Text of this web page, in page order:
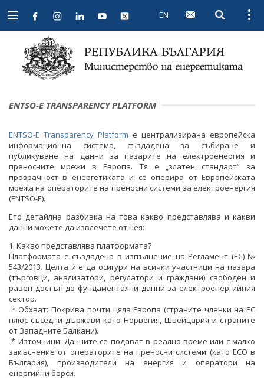
Open
navigation
EN Open
ENTSO-E TRANSPARENCY PLATFORM
ENTSO-E Transparency Platform е централизирана европейска
информационна система, създадена за събиране и
публикуване на данни за пазарите на електроенергия и
преносните мрежи в Европа. Тя е „златен стандарт“ за
прозрачност в енергетиката и се оперира от Европейската
мрежа на операторите на преносни системи за електроенергия
(ENTSO-E).
Ето детайлна разбивка на това какво представлява и какви
данни можете да извлечете от нея:
1. Какво представлява платформата?
Платформата е създадена в изпълнение на Регламент (ЕС) №
543/2013. Целта ѝ е да осигури на всички участници на пазара
(търговци, анализатори, регулатори и граждани) свободен и
равен достъп до фундаментални данни за електроенергийния
сектор.
* Обхват: Покрива почти цяла Европа (страните членки на ЕС
плюс съседни държави като Норвегия, Швейцария и страните
от Западните Балкани).
* Източници: Данните се подават в реално време или с малко
закъснение от операторите на преносни системи (като ЕСО в
България), производители на енергия и оператори на
енергийни борси.